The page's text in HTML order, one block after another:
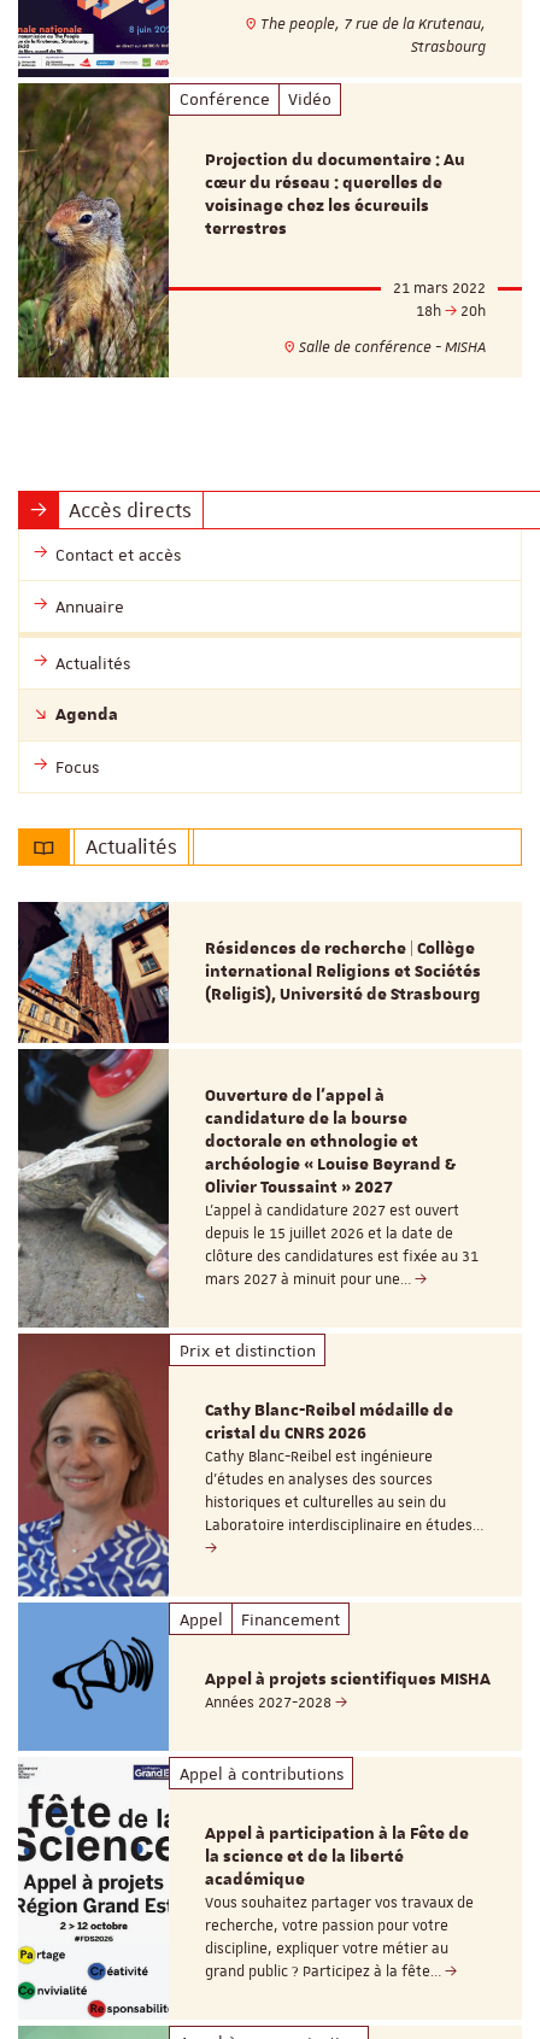
The people, 7 rue de la Krutenau,
Strasbourg
Conférence Vidéo
Projection du documentaire : Au
cœur du réseau : querelles de
voisinage chez les écureuils
terrestres
21 mars 2022
18h
20h
Salle de conférence - MISHA
Accès directs
Contact et accès
Annuaire
Actualités
Agenda
Focus
Actualités
Résidences de recherche | Collège
international Religions et Sociétés
(ReligiS), Université de Strasbourg
Ouverture de l'appel à
candidature de la bourse
doctorale en ethnologie et
archéologie « Louise Beyrand &
Olivier Toussaint » 2027
L’appel à candidature 2027 est ouvert
depuis le 15 juillet 2026 et la date de
clôture des candidatures est fixée au 31
mars 2027 à minuit pour une…
Prix et distinction
Cathy Blanc-Reibel médaille de
cristal du CNRS 2026
Cathy Blanc-Reibel est ingénieure
d’études en analyses des sources
historiques et culturelles au sein du
Laboratoire interdisciplinaire en études…
Appel Financement
Appel à projets scientifiques MISHA
Années 2027-2028
Appel à contributions
Appel à participation à la Fête de
la science et de la liberté
académique
Vous souhaitez partager vos travaux de
recherche, votre passion pour votre
discipline, expliquer votre métier au
grand public ? Participez à la fête…